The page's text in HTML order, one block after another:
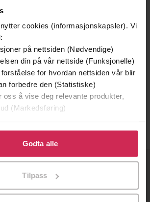
cookies (informasjonskapsler). Vi
på nettsiden (Nødvendige)
din på vår nettside (Funksjonelle)
for hvordan nettsiden vår blir
forbedre den (Statistiske)
oss å vise deg relevante produkter,
(Markedsføring)
for å gi oss ditt samtykke til å
alle disse formålene. Du kan også
til spesifikke formål ved å klikke
Godta alle
Tilpass
236,-
The Car Share
Zoe Brisby